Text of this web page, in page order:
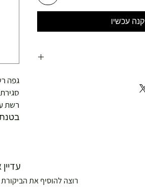
גפה
רשת
קנה עכשיו
רוצה להוסיף את